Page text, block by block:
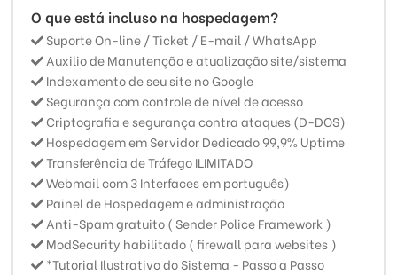
O que está incluso na hospedagem?
Suporte On-line / Ticket / E-mail / WhatsApp
Auxilio de Manutenção e atualização site/sistema
Indexamento de seu site no Google
Segurança com controle de nível de acesso
Criptografia e segurança contra ataques (D-DOS)
Hospedagem em Servidor Dedicado 99,9% Uptime
Transferência de Tráfego ILIMITADO
Webmail com 3 Interfaces em português)
Painel de Hospedagem e administração
Anti-Spam gratuito ( Sender Police Framework )
ModSecurity habilitado ( firewall para websites )
*Tutorial Ilustrativo do Sistema - Passo a Passo